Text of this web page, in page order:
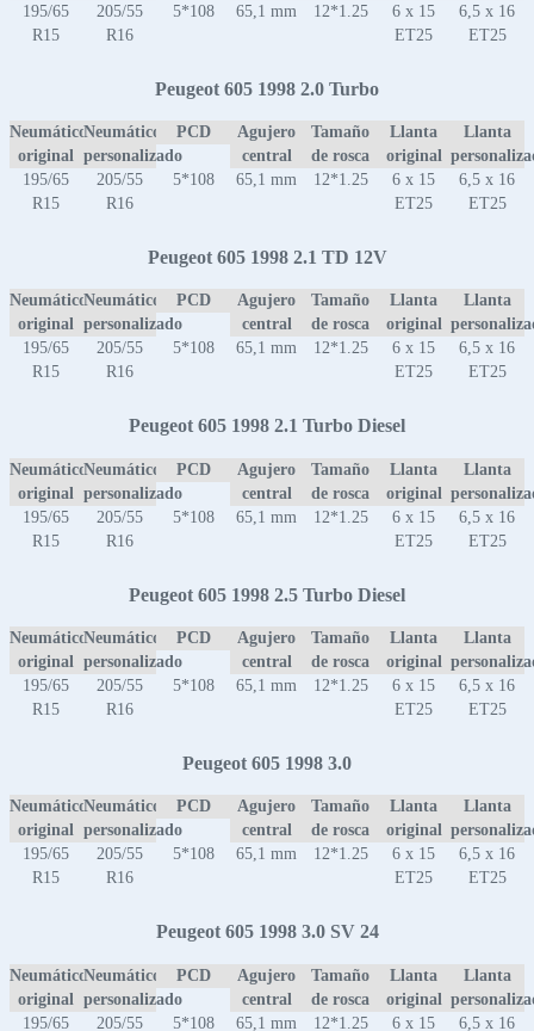
195/65
R15
205/55
R16
5*108 65,1 mm 12*1.25
6 x 15
ET25
6,5 x 16
ET25
Peugeot 605 1998 2.0 Turbo
Neumático
original
Neumático
personalizado
PCD
Agujero
central
Tamaño
de rosca
Llanta
original
Llanta
195/65
R15
205/55
R16
5*108 65,1 mm 12*1.25
6 x 15
ET25
6,5 x 16
ET25
Peugeot 605 1998 2.1 TD 12V
Neumático
original
Neumático
personalizado
PCD
Agujero
central
Tamaño
de rosca
Llanta
original
Llanta
195/65
R15
205/55
R16
5*108 65,1 mm 12*1.25
6 x 15
ET25
6,5 x 16
ET25
Peugeot 605 1998 2.1 Turbo Diesel
Neumático
original
Neumático
personalizado
PCD
Agujero
central
Tamaño
de rosca
Llanta
original
Llanta
195/65
R15
205/55
R16
5*108 65,1 mm 12*1.25
6 x 15
ET25
6,5 x 16
ET25
Peugeot 605 1998 2.5 Turbo Diesel
Neumático
original
Neumático
personalizado
PCD
Agujero
central
Tamaño
de rosca
Llanta
original
Llanta
195/65
R15
205/55
R16
5*108 65,1 mm 12*1.25
6 x 15
ET25
6,5 x 16
ET25
Peugeot 605 1998 3.0
Neumático
original
Neumático
personalizado
PCD
Agujero
central
Tamaño
de rosca
Llanta
original
Llanta
195/65
R15
205/55
R16
5*108 65,1 mm 12*1.25
6 x 15
ET25
6,5 x 16
ET25
Peugeot 605 1998 3.0 SV 24
Neumático
original
Neumático
personalizado
PCD
Agujero
central
Tamaño
de rosca
Llanta
original
Llanta
195/65
205/55 5*108 65,1 mm 12*1.25 6 x 15 6,5 x 16